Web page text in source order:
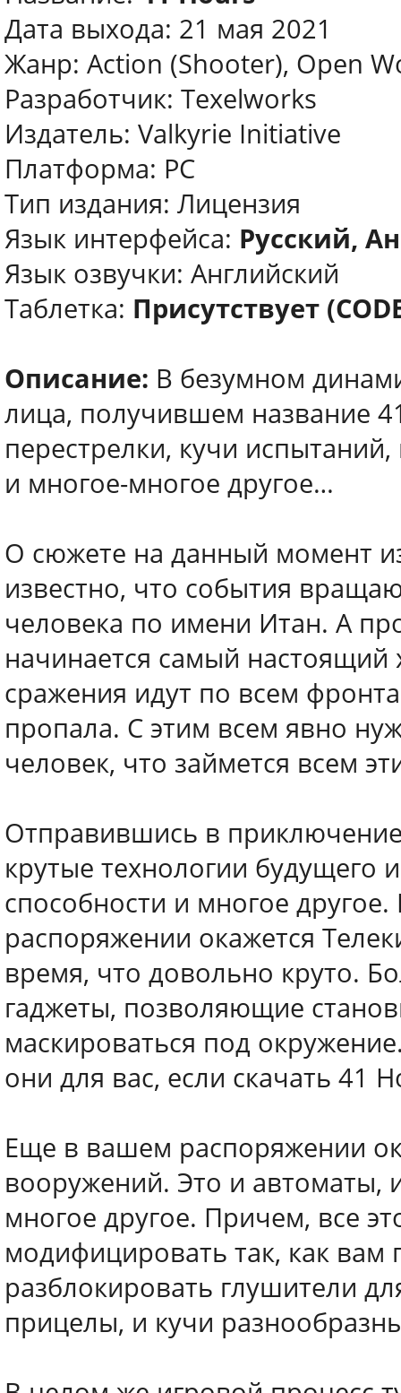
Дата выхода: 21 мая 2021
Жанр: Action (Shooter), Open
Разработчик: Texelworks
Издатель: Valkyrie Initiative
Платформа: PC
Тип издания: Лицензия
Язык интерфейса: Русский,
Язык озвучки: Английский
Таблетка: Присутствует
Описание: В безумном
лица, получившем название
перестрелки, кучи
и многое-многое другое…
О сюжете на данный момент
известно, что события
человека по имени Итан. А
начинается самый настоящий
сражения идут по всем
пропала. С этим всем явно
человек, что займется всем
Отправившись в
крутые технологии
способности и многое
распоряжении окажется
время, что довольно круто.
гаджеты, позволяющие
маскироваться под
они для вас, если скачать 41
Еще в вашем распоряжении
вооружений. Это и автоматы,
многое другое. Причем, все
модифицировать так, как
разблокировать глушители
прицелы, и кучи